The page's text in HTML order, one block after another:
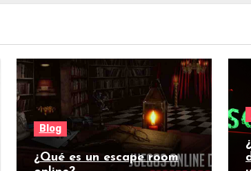
Blog
¿Qué es un escape room